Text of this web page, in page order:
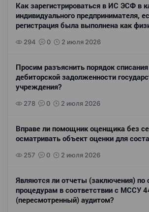
Как зарегистрироваться в ИС ЭСФ в
индивидуального предпринимателя,
регистрация была выполнена как
294 0 2 июля 2026
Просим разъяснить порядок
дебиторской задолженности
учреждения?
278 0 2 июля 2026
Вправе ли помощник оценщика без
осматривать объект оценки для
257 0 2 июля 2026
Являются ли отчеты (заключения) по
процедурам в соответствии с МССУ
(пересмотренный) аудитом?